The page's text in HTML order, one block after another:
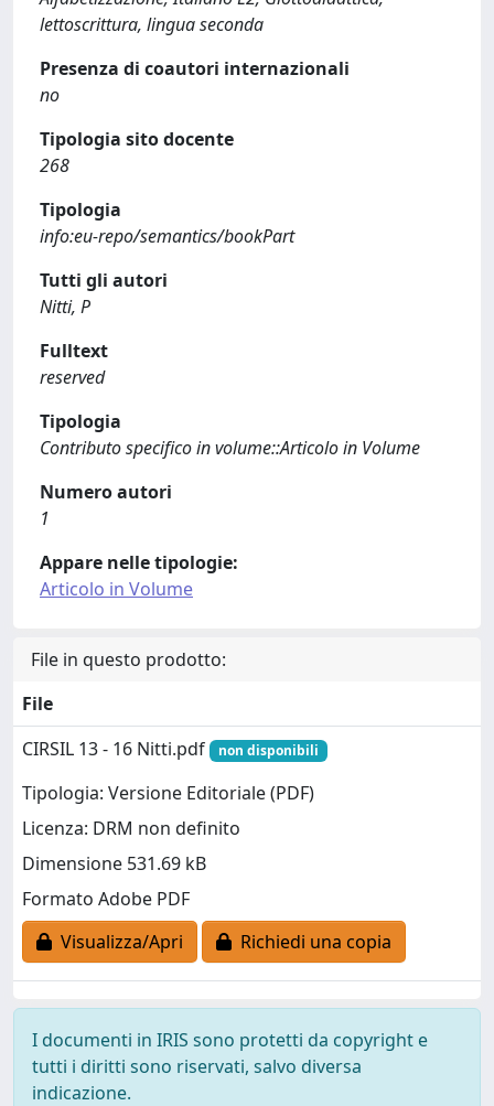
lettoscrittura, lingua seconda
Presenza di coautori internazionali
no
Tipologia sito docente
268
Tipologia
info:eu-repo/semantics/bookPart
Tutti gli autori
Nitti, P
Fulltext
reserved
Tipologia
Contributo specifico in volume::Articolo in Volume
Numero autori
1
Appare nelle tipologie:
Articolo in Volume
File in questo prodotto:
File
CIRSIL 13 - 16 Nitti.pdf
non disponibili
Tipologia: Versione Editoriale (PDF)
Licenza: DRM non definito
Dimensione 531.69 kB
Formato Adobe PDF
Visualizza/Apri
Richiedi una copia
I documenti in IRIS sono protetti da copyright e
tutti i diritti sono riservati, salvo diversa
indicazione.